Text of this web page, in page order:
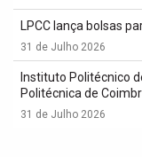
LPCC lança bolsas
31 de Julho 2026
Instituto Politécnico
Politécnica de
31 de Julho 2026